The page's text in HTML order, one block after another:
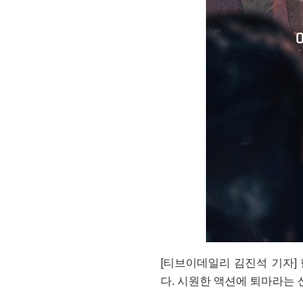
[티브이데일리 김진석 기자
다. 시원한 액션에 퇴마라는